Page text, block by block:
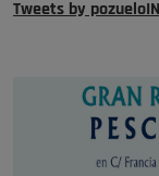
Tweets by pozueloIN